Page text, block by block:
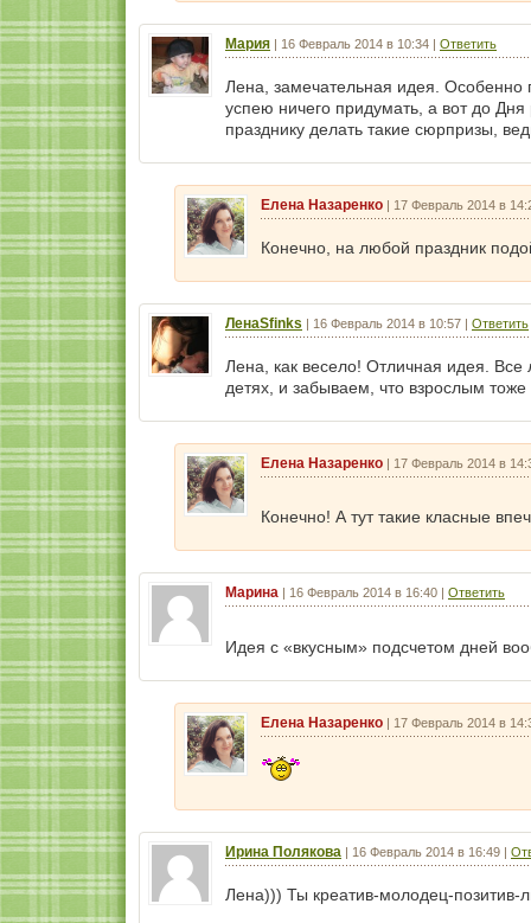
Мария | 16 Февраль 2014 в 10:34 | Ответить
Лена, замечательная идея.
успею ничего придумать, а вот до
празднику делать такие сюрпризы,
Елена Назаренко | 17 Февраль 2014 в
Конечно, на любой праздник
ЛенаSfinks | 16 Февраль 2014 в 10:57 | Ответить
Лена, как весело! Отличная идея.
детях, и забываем, что взрослым
Елена Назаренко | 17 Февраль 2014 в
Конечно! А тут такие класные
Марина | 16 Февраль 2014 в 16:40 | Ответить
Идея с «вкусным» подсчетом дней
Елена Назаренко | 17 Февраль 2014 в
Ирина Полякова | 16 Февраль 2014 в 16:49 |
Лена))) Ты креатив-молодец-